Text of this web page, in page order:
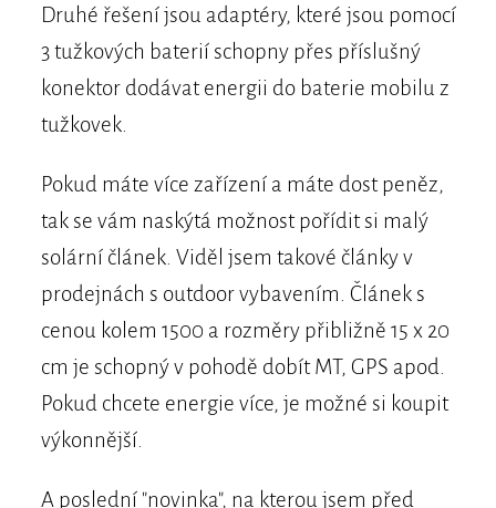
Druhé řešení jsou adaptéry, které jsou pomocí
3 tužkových baterií schopny přes příslušný
konektor dodávat energii do baterie mobilu z
tužkovek.
Pokud máte více zařízení a máte dost peněz,
tak se vám naskýtá možnost pořídit si malý
solární článek. Viděl jsem takové články v
prodejnách s outdoor vybavením. Článek s
cenou kolem 1500 a rozměry přibližně 15 x 20
cm je schopný v pohodě dobít MT, GPS apod.
Pokud chcete energie více, je možné si koupit
výkonnější.
A poslední "novinka", na kterou jsem před